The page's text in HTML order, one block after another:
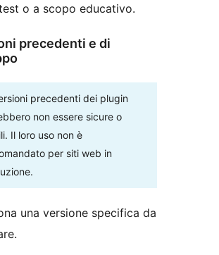
o a scopo educativo.
precedenti e di
precedenti dei plugin
non essere sicure o
Il loro uso non è
per siti web in
una versione specifica da